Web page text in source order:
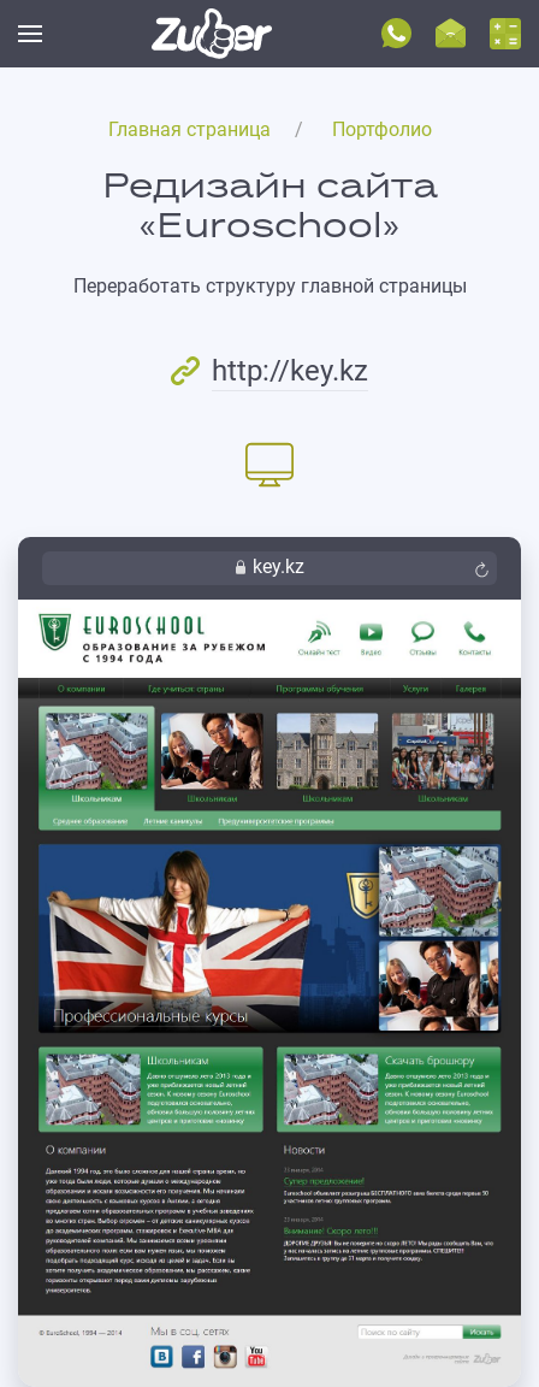
Главная страница Портфолио
Редизайн сайта
«Euroschool»
Переработать структуру главной страницы
http://key.kz
key.kz